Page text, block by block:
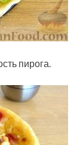
пирога.